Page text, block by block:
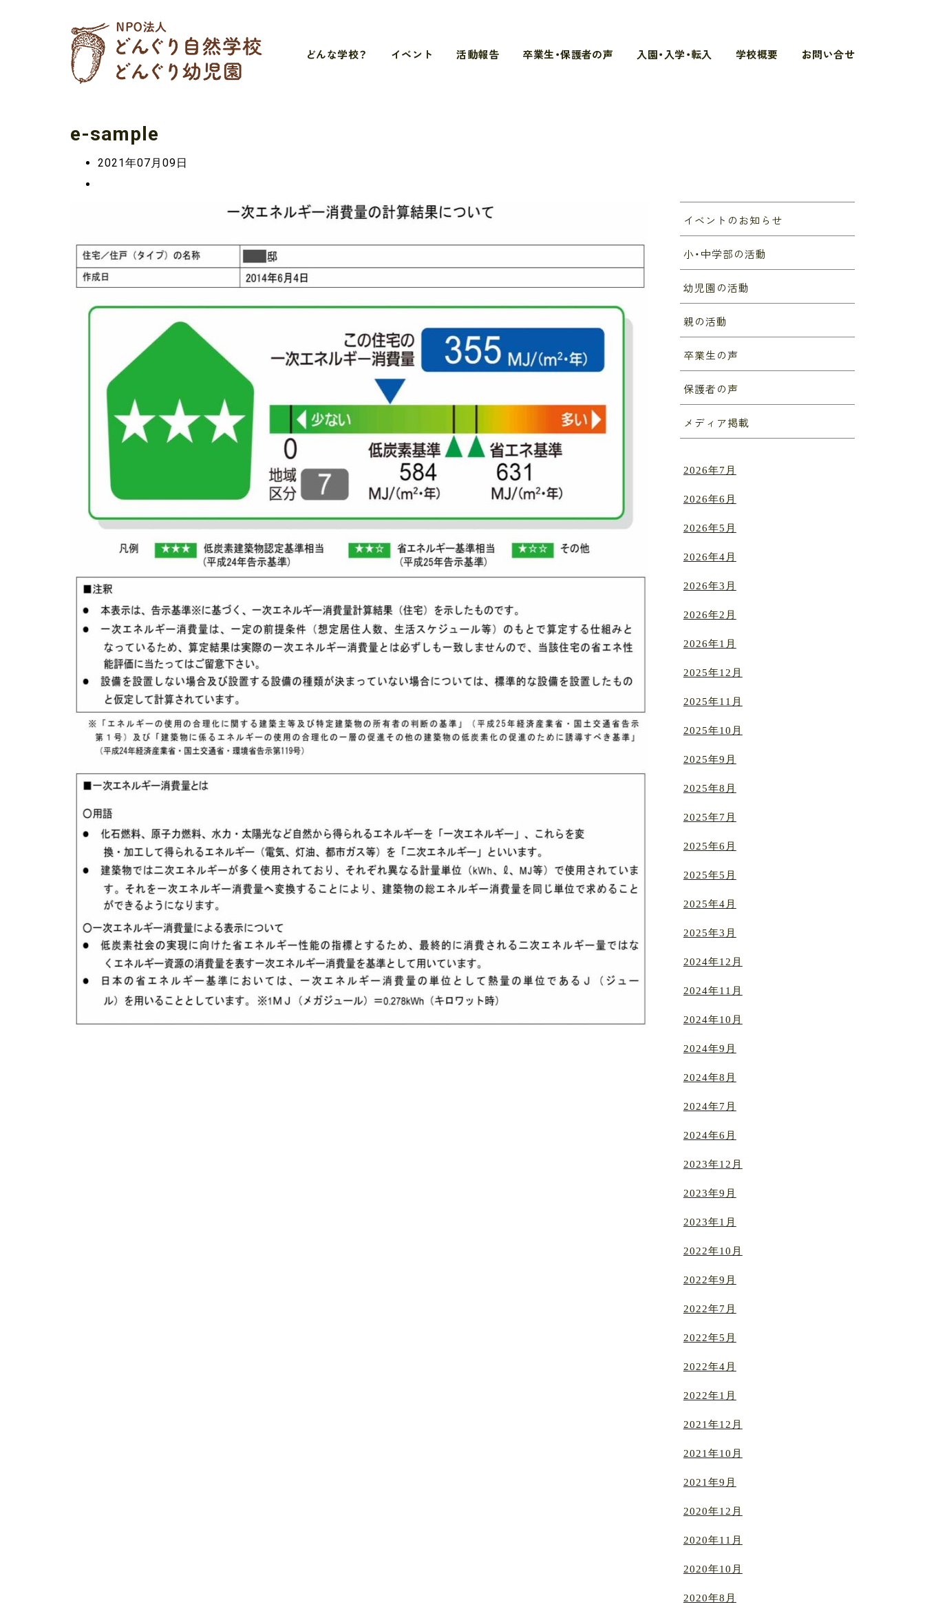
どんな学校？ イベント 活動報告 卒業生・保護者の声 入園・入学・転入 学校概要 お問い合せ
e-sample
2021年07月09日
イベントのお知らせ
小・中学部の活動
幼児園の活動
親の活動
卒業生の声
保護者の声
メディア掲載
2026年7月
2026年6月
2026年5月
2026年4月
2026年3月
2026年2月
2026年1月
2025年12月
2025年11月
2025年10月
2025年9月
2025年8月
2025年7月
2025年6月
2025年5月
2025年4月
2025年3月
2024年12月
2024年11月
2024年10月
2024年9月
2024年8月
2024年7月
2024年6月
2023年12月
2023年9月
2023年1月
2022年10月
2022年9月
2022年7月
2022年5月
2022年4月
2022年1月
2021年12月
2021年10月
2021年9月
2020年12月
2020年11月
2020年10月
2020年8月